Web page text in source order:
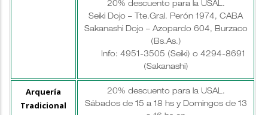
20% descuento para la USAL.
Seiki Dojo – Tte.Gral. Perón 1974, CABA
Sakanashi Dojo – Azopardo 604, Burzaco
(Bs.As.)
Info: 4951-3505 (Seiki) o 4294-8691
(Sakanashi)
Arquería
Tradicional
20% descuento para la USAL.
Sábados de 15 a 18 hs y Domingos de 13